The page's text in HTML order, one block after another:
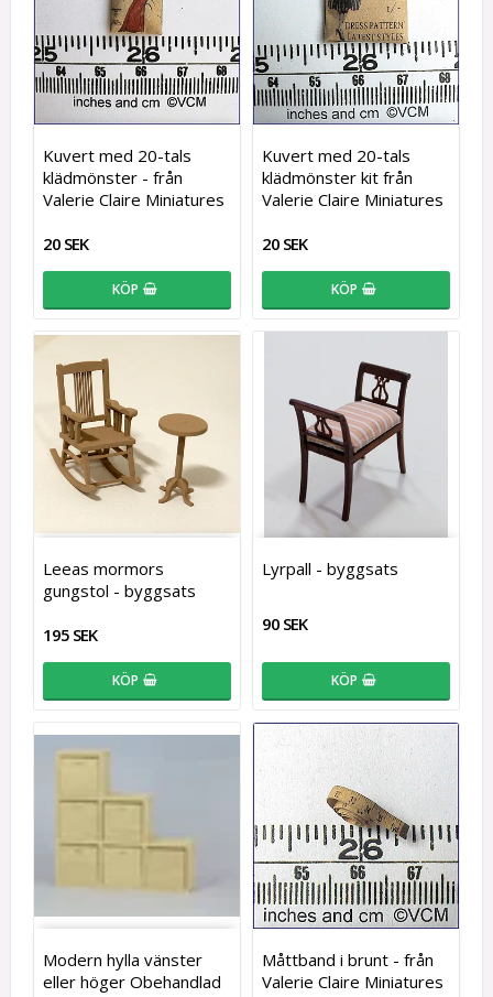
Kuvert med 20-tals
klädmönster - från
Valerie Claire Miniatures
20 SEK
KÖP
Kuvert med 20-tals
klädmönster kit från
Valerie Claire Miniatures
20 SEK
KÖP
Leeas mormors
gungstol - byggsats
195 SEK
KÖP
Lyrpall - byggsats
90 SEK
KÖP
Modern hylla vänster
eller höger Obehandlad
Måttband i brunt - från
Valerie Claire Miniatures